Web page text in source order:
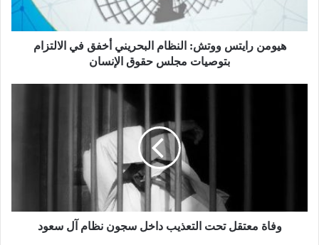
هيومن رايتس ووتش: النظام البحريني أخفق في الالتزام
بتوصيات مجلس حقوق الإنسان
وفاة معتقل تحت التعذيب داخل سجون نظام آل سعود